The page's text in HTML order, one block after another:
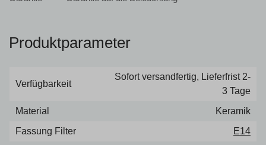
Produktparameter
Verfügbarkeit
Sofort versandfertig, Lieferfrist 2-
3 Tage
Material
Keramik
Fassung Filter
E14